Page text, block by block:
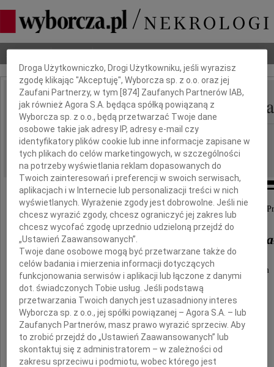
Nekrologi Odeszli Poradnik pogrzebowy
IMIĘ I NAZWISKO: Elżbieta Rusiecka-
REGION: Warszawa
DATA EMISJI: 02.06.2026
W dniu 29 maja 2026 roku opuściła nas na zawsze moja
dr hab. Elżbieta Rusiecka-
Piękna i mądra lekarka, oddana całym sercem
rodzinie, przyjaciołom i pacjentom.
Elu dziękujemy Ci za wszystko.
Brak nam będzie Ciebie.
Żegnaj
Irena, Michał i Alex Rej
Dbamy o Twoją prywatność
Droga Użytkowniczko, Drogi Użytkowniku, jeśli wyrazisz
zgodę klikając "Akceptuję", Wyborcza sp. z o.o. oraz jej
Zaufani Partnerzy, w tym [874 ] Zaufanych Partnerów IAB,
jak również Agora S.A. będąca spółką powiązaną z
Wyborcza sp. z o.o., będą przetwarzać Twoje dane
osobowe takie jak adresy IP, adresy e-mail czy
identyfikatory plików cookie lub inne informacje zapisane w
tych plikach do celów marketingowych, w szczególności
na potrzeby wyświetlania reklam dopasowanych do
Twoich zainteresowań i preferencji w swoich serwisach,
aplikacjach i w Internecie lub personalizacji treści w nich
wyświetlanych. Wyrażenie zgody jest dobrowolne. Jeśli nie
chcesz wyrazić zgody, chcesz ograniczyć jej zakres lub
chcesz wycofać zgodę uprzednio udzieloną przejdź do
„Ustawień Zaawansowanych”.
Twoje dane osobowe mogą być przetwarzane także do
celów badania i mierzenia informacji dotyczących
funkcjonowania serwisów i aplikacji lub łączone z danymi
dot. świadczonych Tobie usług. Jeśli podstawą
przetwarzania Twoich danych jest uzasadniony interes
Wyborcza sp. z o.o., jej spółki powiązanej – Agora S.A. – lub
Zaufanych Partnerów, masz prawo wyrazić sprzeciw. Aby
to zrobić przejdź do „Ustawień Zaawansowanych” lub
skontaktuj się z administratorem – w zależności od
zakresu sprzeciwu i podmiotu, wobec którego jest